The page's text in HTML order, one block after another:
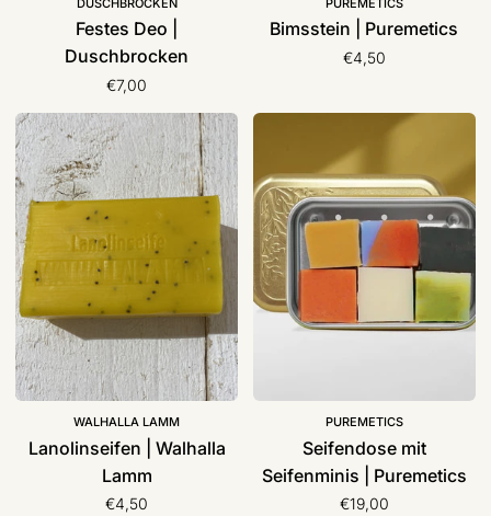
DUSCHBROCKEN
Festes Deo |
Duschbrocken
€7,00
PUREMETICS
Bimsstein | Puremetics
€4,50
Lanolinseifen
|
Walhalla
Lamm
WALHALLA LAMM
Lanolinseifen | Walhalla
Lamm
€4,50
Seifendose
Seifenminis
|
Puremetics
PUREMETICS
Seifendose mit
Seifenminis | Puremetics
€19,00